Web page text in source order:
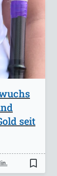
seit
bookmark_border